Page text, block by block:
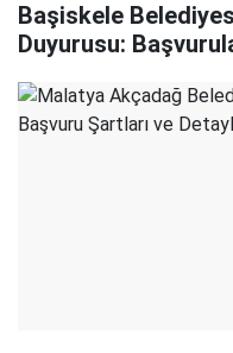
Başiskele
Duyurusu: